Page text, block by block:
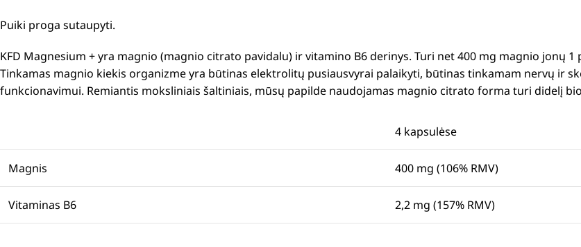
Puiki proga sutaupyti.
KFD Magnesium + yra magnio (magnio citrato pavidalu) ir vitamino B6 derinys. Turi net 400 mg magnio jonų
Tinkamas magnio kiekis organizme yra būtinas elektrolitų pusiausvyrai palaikyti, būtinas tinkamam nervų ir
funkcionavimui. Remiantis moksliniais šaltiniais, mūsų papilde naudojamas magnio citrato forma turi didelį
4 kapsulėse
Magnis 400 mg (106% RMV)
Vitaminas B6 2,2 mg (157% RMV)